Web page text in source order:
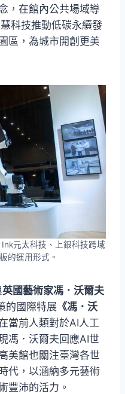
，在館內公共場域導
科技推動低碳永續發
區，為城市開創更美
元太科技、上銀科技跨域
的運用形式。
英國藝術家馮．沃爾夫
的國際特展 《馮．沃
當前人類對於AI人工
馮．沃爾夫回應AI世
美館也關注臺灣各世
代，以涵納多元藝術
豐沛的活力。